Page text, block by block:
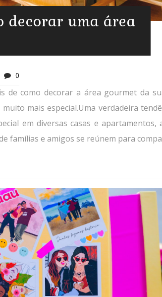
decorar uma área
0
de como decorar a área gourmet da
mais especial.Uma verdadeira
em diversas casas e
famílias e amigos se reúnem para